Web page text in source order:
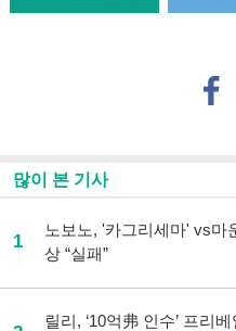
페
이
기
사
공
많이 본 기사
1
노보노, '카그리세마' vs마
상 “실패”
릴리, ‘10억弗 인수’ 프리